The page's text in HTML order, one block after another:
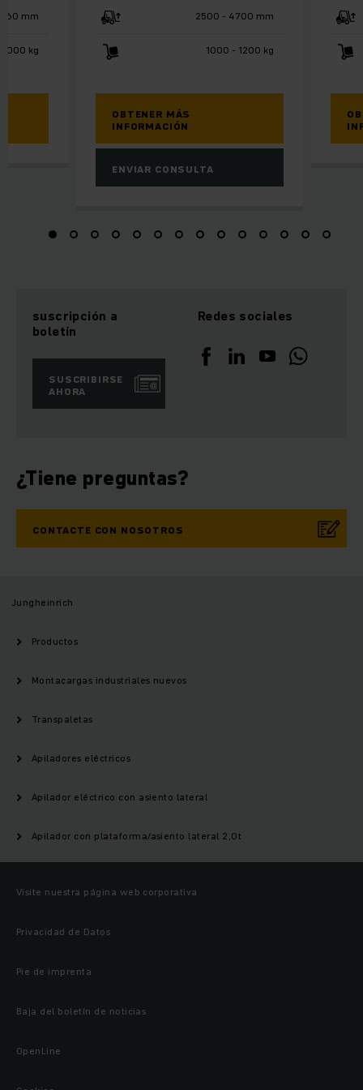
2500 - 4700 mm
1000 - 1200 kg
OBTENER MÁS
INFORMACIÓN
ENVIAR CONSULTA
mm
2000 kg
suscripción a
boletín
SUSCRIBIRSE
AHORA
Redes sociales
¿Tiene preguntas?
CONTACTE CON NOSOTROS
Jungheinrich
Productos
Montacargas industriales nuevos
Transpaletas
Apiladores eléctricos
Apilador eléctrico con asiento lateral
Apilador con plataforma/asiento lateral 2,0t
Visite nuestra página web corporativa
Privacidad de Datos
Pie de imprenta
Baja del boletín de noticias
OpenLine